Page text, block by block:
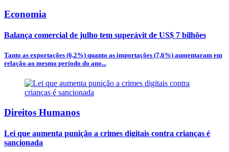
Economia
Balança comercial de julho tem superávit de US$ 7 bilhões
Tanto as exportações (6,2%) quanto as importações (7,6%) aumentaram em
relação ao mesmo período do ano...
Direitos Humanos
Lei que aumenta punição a crimes digitais contra crianças é
sancionada